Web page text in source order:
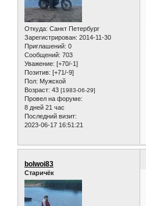
Откуда: Санкт Петербург
Зарегистрирован: 2014-11-30
Приглашений: 0
Сообщений: 703
Уважение: [+70/-1]
Позитив: [+71/-9]
Пол: Мужской
Возраст: 43 [1983-06-29]
Провел на форуме:
8 дней 21 час
Последний визит:
2023-06-17 16:51:21
bolwoi83
Старичёк